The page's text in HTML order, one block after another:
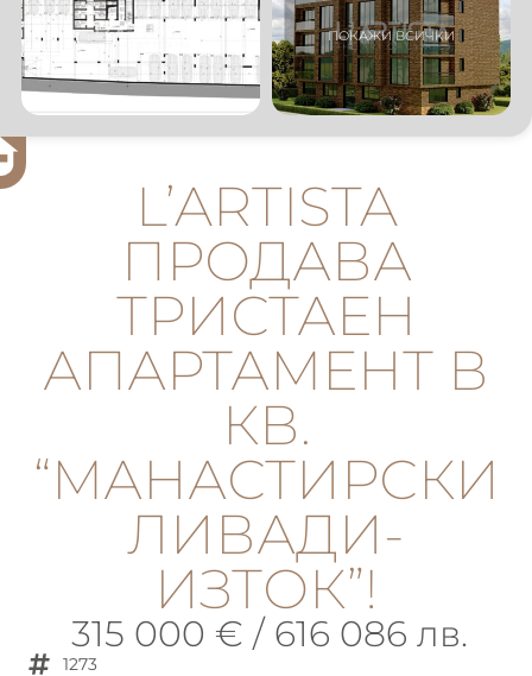
L’ARTISTA
ПРОДАВА
ТРИСТАЕН
АПАРТАМЕНТ В
КВ.
“МАНАСТИРСКИ
ЛИВАДИ-
ИЗТОК”!
315 000 € / 616 086 лв.
1273